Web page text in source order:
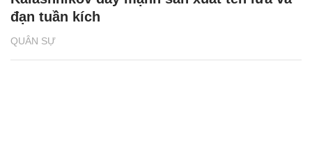
QUÂN SỰ
đạn tuần kích